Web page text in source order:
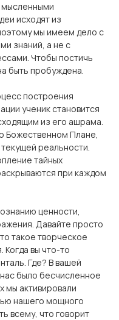
мысленными
исходят из
мы имеем дело с
знаний, а не с
Чтобы постичь
быть пробуждена.
построения
ученик становится
из его ашрама.
Божественном Плане,
реальности.
тайных
при каждом
ценности,
Давайте просто
такое творческое
Когда вы что-то
Где? В вашей
было бесчисленное
мы активировали
нашего мощного
всему, что говорит